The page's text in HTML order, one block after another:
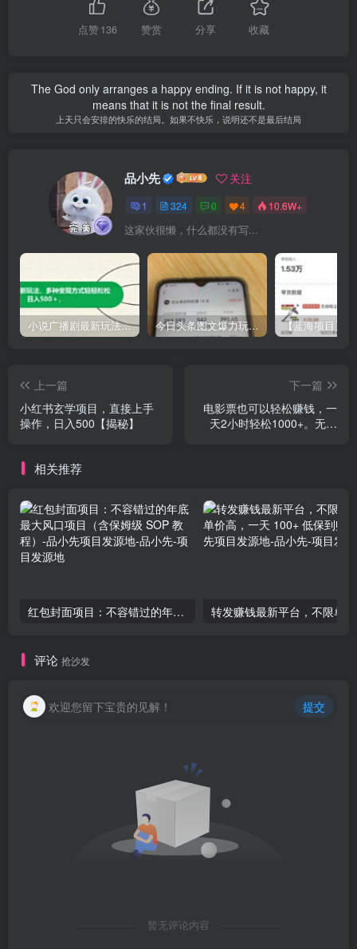
点赞136 赞赏 分享 收藏
The God only arranges a happy ending. If it is not happy, it
means that it is not the final result.
上天只会安排的快乐的结局。如果不快乐，说明还不是最后结局
品小先 关注
1 324 0 4 10.6W+
这家伙很懒，什么都没有写...
小说广播剧最新玩法，多种变现方式轻轻松松日入500＋【揭秘】 今日头条图文爆力玩法,AI自动生成文案，当天见收益，轻松日入500+
上一篇
小红书玄学项目，直接上手
操作，日入500【揭秘】
下一篇
电影票也可以轻松赚钱，一
天2小时轻松1000+。无门
相关推荐
红包封面项目：不容错过的年底最大风口项目（含保姆级 SOP 教程）-品小先项目发源地
评论 抢沙发
欢迎您留下宝贵的见解！ 提交
暂无评论内容